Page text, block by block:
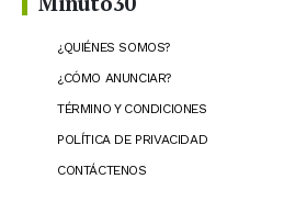
¿QUIÉNES SOMOS?
¿CÓMO ANUNCIAR?
TÉRMINO Y CONDICIONES
POLÍTICA DE PRIVACIDAD
CONTÁCTENOS